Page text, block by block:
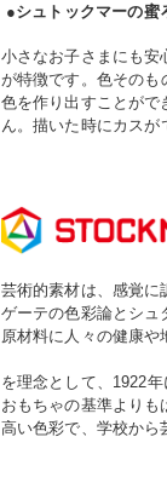
●シュトックマーの蜜
小さなお子さまにも安
が特徴です。 色そのも
色を作り出すことがで
ん。 描いた時にカスが
芸術的素材は、感覚に
ゲーテの色彩論とシュ
原材料に人々の健康や
を理念として、1922
おもちゃの基準より
高い色彩で、学校から